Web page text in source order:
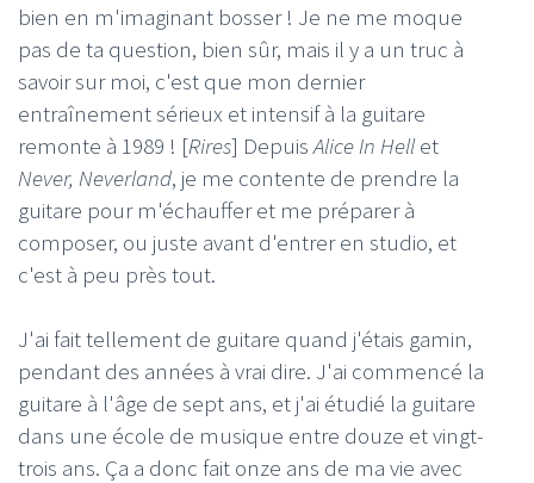
bien en m'imaginant bosser ! Je ne me moque
pas de ta question, bien sûr, mais il y a un truc à
savoir sur moi, c'est que mon dernier
entraînement sérieux et intensif à la guitare
remonte à 1989 ! [Rires] Depuis Alice In Hellet
Never, Neverland, je me contente de prendre la
guitare pour m'échauffer et me préparer à
composer, ou juste avant d'entrer en studio, et
c'est à peu près tout.
J'ai fait tellement de guitare quand j'étais gamin,
pendant des années à vrai dire. J'ai commencé la
guitare à l'âge de sept ans, et j'ai étudié la guitare
dans une école de musique entre douze et vingt-
trois ans. Ça a donc fait onze ans de ma vie avec